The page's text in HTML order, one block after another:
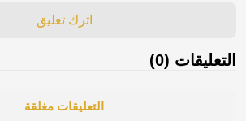
اترك تعليق
التعليقات (0)
التعليقات مغلقة